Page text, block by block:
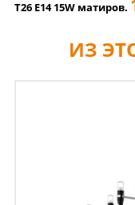
T26 E14 15W матиров.
ИЗ